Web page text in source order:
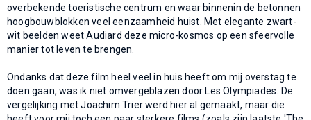
overbekende toeristische centrum en waar binnenin de betonnen
hoogbouwblokken veel eenzaamheid huist. Met elegante zwart-
wit beelden weet Audiard deze micro-kosmos op een sfeervolle
manier tot leven te brengen.
Ondanks dat deze film heel veel in huis heeft om mij overstag te
doen gaan, was ik niet omvergeblazen door Les Olympiades. De
vergelijking met Joachim Trier werd hier al gemaakt, maar die